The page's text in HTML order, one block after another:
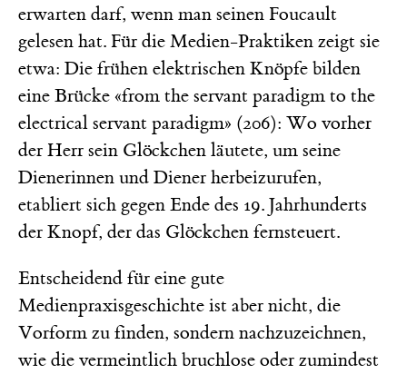
erwarten darf, wenn man seinen Foucault
gelesen hat. Für die Medien-Praktiken zeigt sie
etwa: Die frühen elektrischen Knöpfe bilden
eine Brücke «from the servant paradigm to the
electrical servant paradigm» (206): Wo vorher
der Herr sein Glöckchen läutete, um seine
Dienerinnen und Diener herbeizurufen,
etabliert sich gegen Ende des 19. Jahrhunderts
der Knopf, der das Glöckchen fernsteuert.
Entscheidend für eine gute
Medienpraxisgeschichte ist aber nicht, die
Vorform zu finden, sondern nachzuzeichnen,
wie die vermeintlich bruchlose oder zumindest